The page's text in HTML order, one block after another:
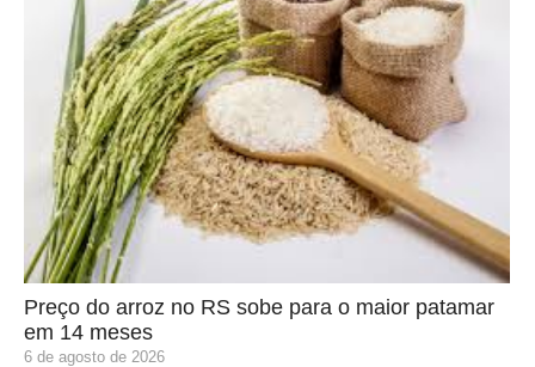
Preço do arroz no RS sobe para o maior patamar
em 14 meses
6 de agosto de 2026